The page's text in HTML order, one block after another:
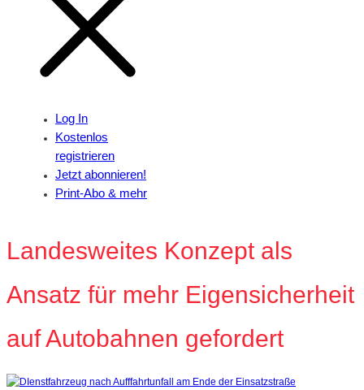
Log In
Kostenlos
registrieren
Jetzt abonnieren!
Print-Abo & mehr
Landesweites Konzept als
Ansatz für mehr Eigensicherheit
auf Autobahnen gefordert